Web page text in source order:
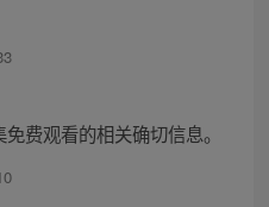
费观看的相关确切信息。